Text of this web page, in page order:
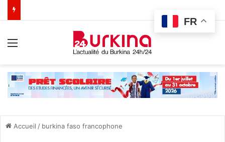
Accueil / burkina faso francophone
FR